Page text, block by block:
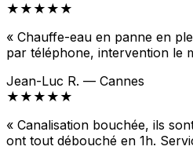
★★★★★
« Chauffe-eau en panne en
par téléphone, intervention le
Jean-Luc R. — Cannes
★★★★★
« Canalisation bouchée, ils
ont tout débouché en 1h.